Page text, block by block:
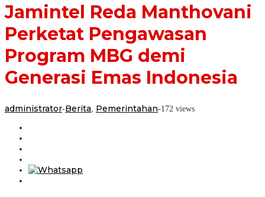
Jamintel Reda Manthovani
Perketat Pengawasan
Program MBG demi
Generasi Emas Indonesia
administrator-Berita Pemerintahan-172 views